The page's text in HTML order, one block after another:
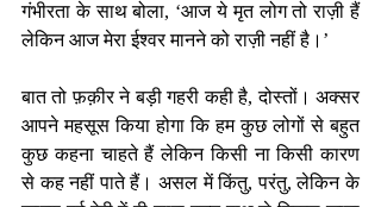
गंभीरता के साथ बोला, ‘आज ये मृत लोग तो राज़ी हैं
लेकिन आज मेरा ईश्वर मानने को राज़ी नहीं है।’
बात तो फ़क़ीर ने बड़ी गहरी कही है, दोस्तों। अक्सर
आपने महसूस किया होगा कि हम कुछ लोगों से बहुत
कुछ कहना चाहते हैं लेकिन किसी ना किसी कारण
से कह नहीं पाते हैं। असल में किंतु, परंतु, लेकिन के